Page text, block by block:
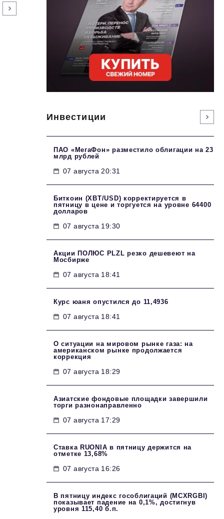
Инвестиции
ПАО «МегаФон» разместило облигации на 23
млрд рублей
07 августа 20:31
Биткоин (XBT/USD) корректируется в
пятницу в цене и торгуется на уровне 64400
долларов
07 августа 19:30
Акции ПОЛЮС PLZL резко дешевеют на
Мосбирже
07 августа 18:41
Курс юаня опустился до 11,4936
07 августа 18:41
О ситуации на мировом рынке газа: на
американском рынке продолжается
коррекция
07 августа 18:29
Азиатские фондовые площадки завершили
торги разнонаправленно
07 августа 17:29
Ставка RUONIA в пятницу держится на
отметке 13,68%
07 августа 16:26
В пятницу индекс гособлигаций (MCXRGBI)
показывает падение на 0,1%, достигнув
уровня 115,40 б.п.